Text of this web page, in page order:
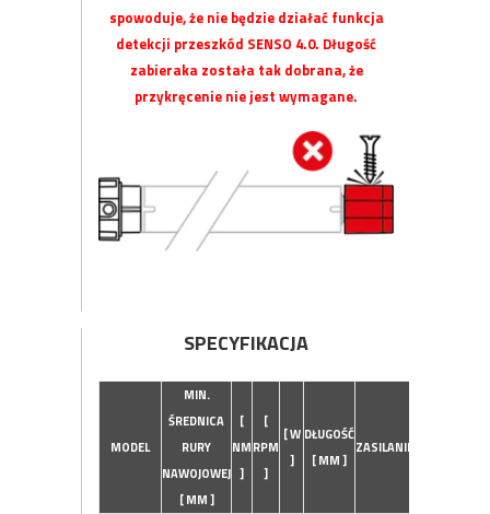
spowoduje, że nie będzie działać funkcja
detekcji przeszkód SENSO 4.0. Długość
zabieraka została tak dobrana, że
przykręcenie nie jest wymagane.
SPECYFIKACJA
MODEL
MIN.
ŚREDNICA
RURY
NAWOJOWEJ
[ MM ]
[
NM
]
[
RPM
]
[ W
]
DŁUGOŚĆ
[ MM ]
ZASILANIE